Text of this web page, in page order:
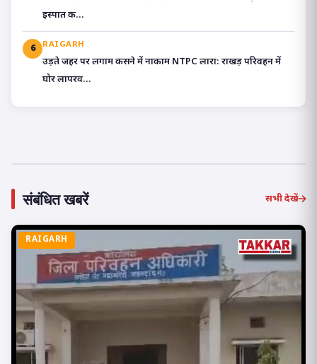
इस्पात क...
6 RAIGARH
उड़ते जहर पर लगाम कसने में नाकाम NTPC लारा: राखड़ परिवहन में
घोर लापरव...
संबंधित खबरें सभी देखें
RAIGARH